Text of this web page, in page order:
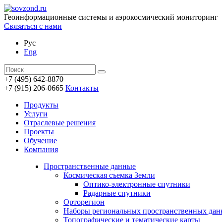
Геоинформационные системы и аэрокосмический мониторинг
Связаться с нами
Рус
Eng
+7 (495) 642-8870
+7 (915) 206-0665 Контакты
Продукты
Услуги
Отраслевые решения
Проекты
Обучение
Компания
Пространственные данные
Космическая съемка Земли
Оптико-электронные спутники
Радарные спутники
Орторегион
Наборы региональных пространственных
Топографические и тематические карты